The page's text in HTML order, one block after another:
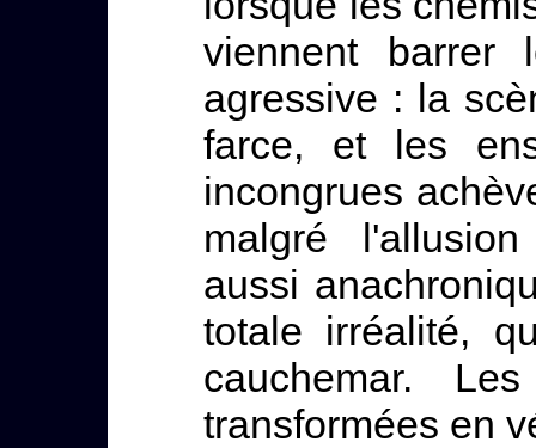
viennent barrer
agressive : la
farce, et les
incongrues
malgré
aussi
totale irréalité,
cauchemar.
transformées en